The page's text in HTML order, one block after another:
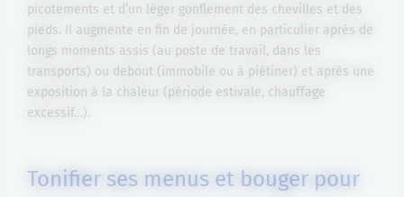
picotements et d’un léger gonflement des chevilles et des
pieds. Il augmente en fin de journée, en particulier après de
longs moments assis (au poste de travail, dans les
transports) ou debout (immobile ou à piétiner) et après une
exposition à la chaleur (période estivale, chauffage
excessif…).
Tonifier ses menus et bouger pour